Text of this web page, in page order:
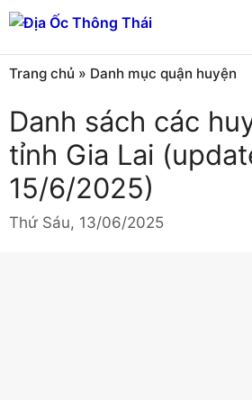
Chuyển
đến
nội
dung
Trang chủ » Danh mục quận huyện
Danh sách các
tỉnh Gia Lai
15/6/2025)
Thứ Sáu, 13/06/2025